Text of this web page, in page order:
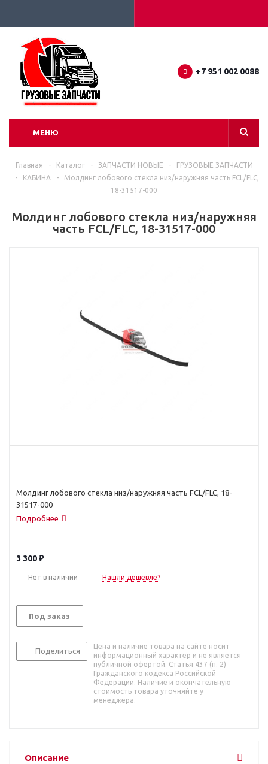
+7 951 002 0088
МЕНЮ
Главная - Каталог - ЗАПЧАСТИ НОВЫЕ -
ГРУЗОВЫЕ ЗАПЧАСТИ
-
КАБИНА -
Молдинг лобового стекла низ/наружняя часть FCL/FLC,
18-31517-000
Молдинг лобового стекла низ/наружняя
часть FCL/FLC, 18-31517-000
Молдинг лобового стекла низ/наружняя часть FCL/FLC, 18-
31517-000
Подробнее
3 300₽
Нет в наличии Нашли дешевле?
Под заказ
Поделиться
Цена и наличие товара на сайте носит
информационный характер и не является
публичной офертой. Статья 437 (п. 2)
Гражданского кодекса Российской
Федерации. Наличие и окончательную
стоимость товара уточняйте у
менеджера.
Описание